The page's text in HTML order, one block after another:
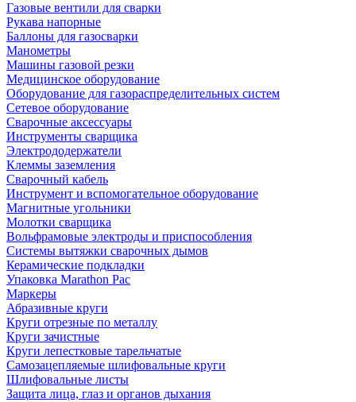
Газовые вентили для сварки
Рукава напорные
Баллоны для газосварки
Манометры
Машины газовой резки
Медицинское оборудование
Оборудование для газораспределительных систем
Сетевое оборудование
Сварочные аксессуары
Инструменты сварщика
Электрододержатели
Клеммы заземления
Сварочный кабель
Инструмент и вспомогательное оборудование
Магнитные угольники
Молотки сварщика
Вольфрамовые электроды и приспособления
Системы вытяжки сварочных дымов
Керамические подкладки
Упаковка Marathon Pac
Маркеры
Абразивные круги
Круги отрезные по металлу
Круги зачистные
Круги лепестковые тарельчатые
Самозацепляемые шлифовальные круги
Шлифовальные листы
Защита лица, глаз и органов дыхания